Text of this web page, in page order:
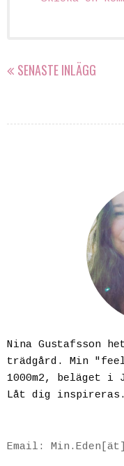
SENASTE INLÄGG
Nina Gustafsson
trädgård. Min
1000m2, beläget i
Låt dig inspireras.
Email: